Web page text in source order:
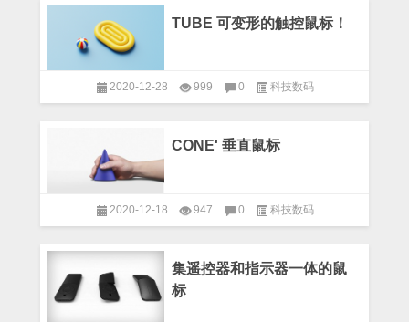
TUBE 可变形的触控鼠标！
2020-12-28 999 0 科技数码
CONE' 垂直鼠标
2020-12-18 947 0 科技数码
集遥控器和指示器一体的鼠
标